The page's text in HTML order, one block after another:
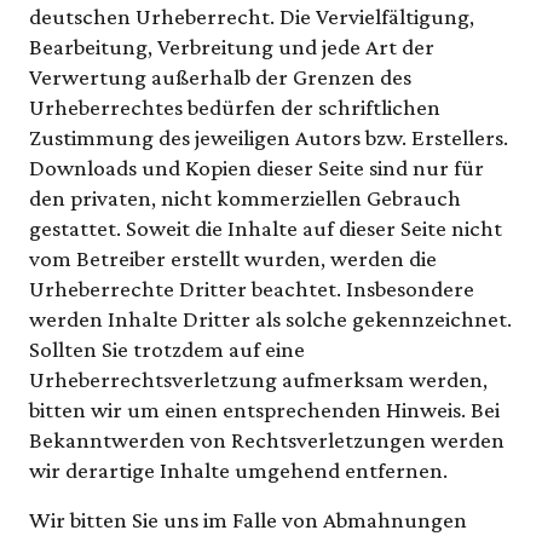
deutschen Urheberrecht. Die Vervielfältigung,
Bearbeitung, Verbreitung und jede Art der
Verwertung außerhalb der Grenzen des
Urheberrechtes bedürfen der schriftlichen
Zustimmung des jeweiligen Autors bzw. Erstellers.
Downloads und Kopien dieser Seite sind nur für
den privaten, nicht kommerziellen Gebrauch
gestattet. Soweit die Inhalte auf dieser Seite nicht
vom Betreiber erstellt wurden, werden die
Urheberrechte Dritter beachtet. Insbesondere
werden Inhalte Dritter als solche gekennzeichnet.
Sollten Sie trotzdem auf eine
Urheberrechtsverletzung aufmerksam werden,
bitten wir um einen entsprechenden Hinweis. Bei
Bekanntwerden von Rechtsverletzungen werden
wir derartige Inhalte umgehend entfernen.
Wir bitten Sie uns im Falle von Abmahnungen